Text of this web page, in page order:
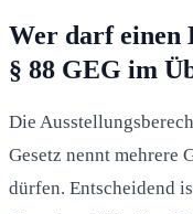
Wer darf einen
§ 88 GEG im
Die
Gesetz nennt mehrere
dürfen. Entscheidend